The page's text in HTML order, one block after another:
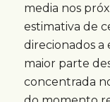
media nos
estimativa de
direcionados a
maior parte
concentrada